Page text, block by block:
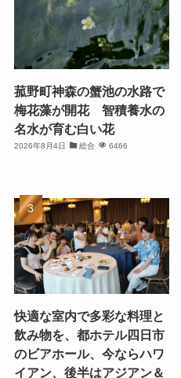
菰野町神森の蟹池の水路で
梅花藻が開花 智積養水の
名水が育む白い花
2026年8月4日 総合 6466
快適な室内で多彩な料理と
飲み物を、都ホテル四日市
のビアホール、今ならハワ
イアン、後半はアジアン＆